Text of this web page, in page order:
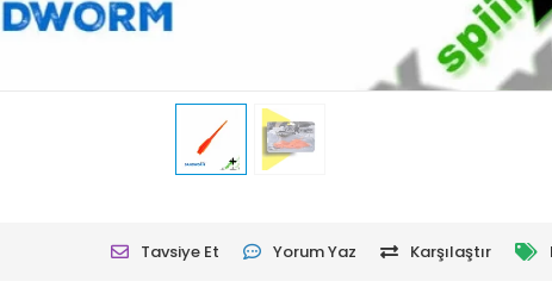
Tavsiye Et Yorum Yaz Karşılaştır